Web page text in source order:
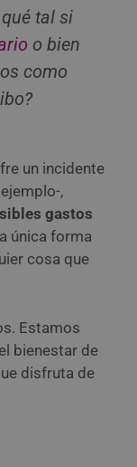
tal si
o bien
como
un incidente
,
gastos
única forma
cosa que
Estamos
bienestar de
disfruta de